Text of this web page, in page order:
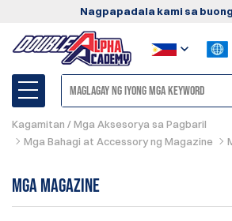
Nagpapadala kami sa
Kagamitan / Mga Aksesorya sa Pagbaril
Mga Bahagi at Accessory ng Magazine
Mga magazine